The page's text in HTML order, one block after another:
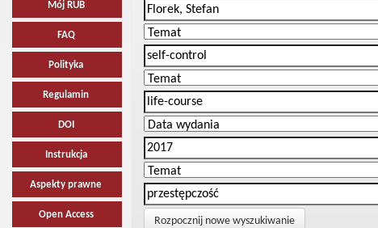
Mój RUB
FAQ
Polityka
Regulamin
DOI
Instrukcja
Aspekty prawne
Open Access
Rozpocznij nowe wyszukiwanie